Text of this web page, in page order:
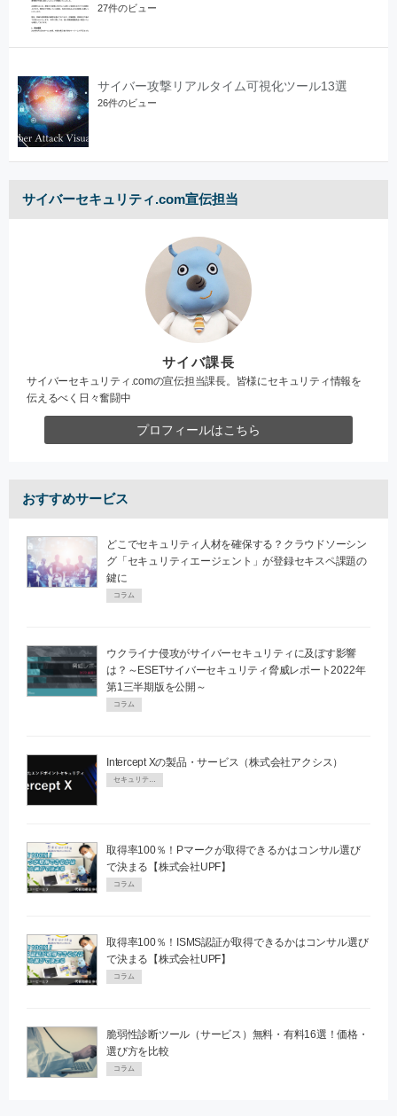
27件のビュー
サイバー攻撃リアルタイム可視化ツール13選
26件のビュー
サイバーセキュリティ.com宣伝担当
サイバ課長
サイバーセキュリティ.comの宣伝担当課長。皆様にセキュリティ情報を
伝えるべく日々奮闘中
プロフィールはこちら
おすすめサービス
どこでセキュリティ人材を確保する？クラウドソーシン
グ「セキュリティエージェント」が登録セキスペ課題の
鍵に
コラム
ウクライナ侵攻がサイバーセキュリティに及ぼす影響
は？～ESETサイバーセキュリティ脅威レポート2022年
第1三半期版を公開～
コラム
Intercept Xの製品・サービス（株式会社アクシス）
取得率100％！Pマークが取得できるかはコンサル選び
で決まる【株式会社UPF】
コラム
取得率100％！ISMS認証が取得できるかはコンサル選び
で決まる【株式会社UPF】
コラム
脆弱性診断ツール（サービス）無料・有料16選！価格・
選び方を比較
コラム